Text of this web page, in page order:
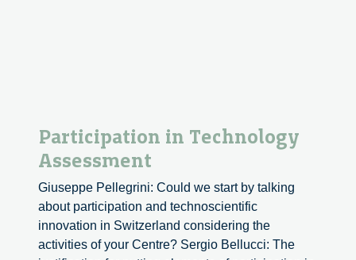
Participation in Technology
Assessment
Giuseppe Pellegrini: Could we start by talking
about participation and technoscientific
innovation in Switzerland considering the
activities of your Centre? Sergio Bellucci: The